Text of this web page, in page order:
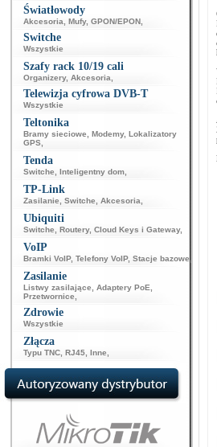
Światłowody
Akcesoria Mufy, GPON/EPON
Switche
Wszystkie
Szafy rack 10/19 cali
Organizery, Akcesoria
Telewizja cyfrowa DVB-T
Wszystkie
Teltonika
Bramy sieciowe Modemy, Lokalizatory
GPS
Tenda
Switche Inteligentny dom
TP-Link
Zasilanie Switche Akcesoria
Ubiquiti
Switche Routery, Cloud Keys i Gateway,
VoIP
Bramki VoIP, Telefony VoIP, Stacje bazowe
Zasilanie
Listwy zasilające Adaptery PoE
Przetwornice
Zdrowie
Wszystkie
Złącza
Typu TNC RJ45 Inne